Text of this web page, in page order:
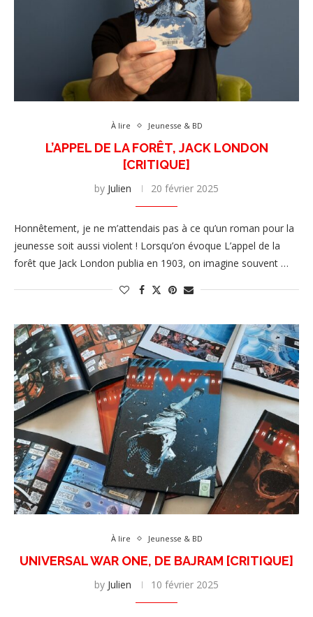
À lire Jeunesse & BD
L’APPEL DE LA FORÊT, JACK LONDON
[CRITIQUE]
by Julien 20 février 2025
Honnêtement, je ne m’attendais pas à ce qu’un roman pour la
jeunesse soit aussi violent ! Lorsqu’on évoque L’appel de la
forêt que Jack London publia en 1903, on imagine souvent …
À lire Jeunesse & BD
UNIVERSAL WAR ONE, DE BAJRAM [CRITIQUE]
by Julien 10 février 2025